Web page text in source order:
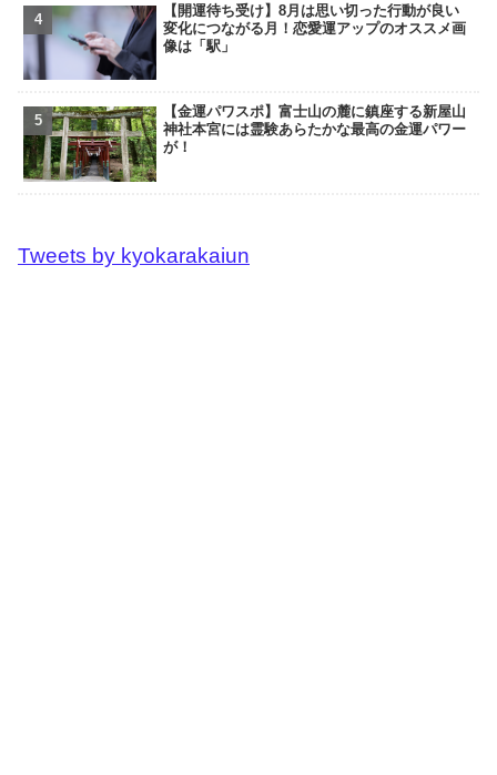
【開運待ち受け】8月は思い切った行動が良い
変化につながる月！恋愛運アップのオススメ画
像は「駅」
【金運パワスポ】富士山の麓に鎮座する新屋山
神社本宮には霊験あらたかな最高の金運パワー
が！
Tweets by kyokarakaiun